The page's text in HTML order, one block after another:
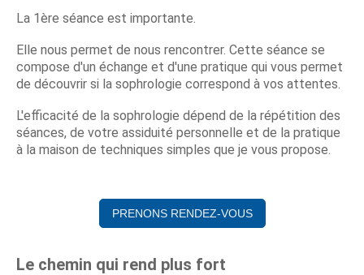
La 1ère séance est importante.
Elle nous permet de nous rencontrer. Cette séance se
compose d'un échange et d'une pratique qui vous permet
de découvrir si la sophrologie correspond à vos attentes.
L'efficacité de la sophrologie dépend de la répétition des
séances, de votre assiduité personnelle et de la pratique
à la maison de techniques simples que je vous propose.
PRENONS RENDEZ-VOUS
Le chemin qui rend plus fort